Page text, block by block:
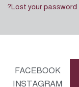
Lost your password?
FACEBOOK
INSTAGRAM